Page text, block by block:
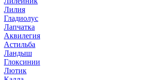
Лилия
Гладиолус
Лапчатка
Аквилегия
Астильба
Ландыш
Глоксинии
Лютик